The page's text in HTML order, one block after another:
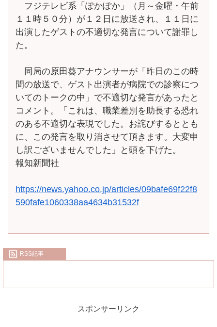
フジテレビ系「ぽかぽか」（月～金曜・午前
１１時５０分）が１２日に放送され、１１日に
出演したゲストの不適切な発言について謝罪し
た。
同局の原田葵アナウンサーが「昨日のこの時
間の放送で、ゲスト出演者が病院での診察につ
いてのトークの中」で不適切な発言があったと
コメント。「これは、職業差別を助長する恐れ
のある不適切な表現でした。お詫びするととも
に、この発言を取り消させて頂きます。大変申
し訳ございませんでした」と頭を下げた。
報知新聞社
https://news.yahoo.co.jp/articles/09bafe69f22f8
590fafe1060338aa4634b31532f
RSS記事
スポンサーリンク